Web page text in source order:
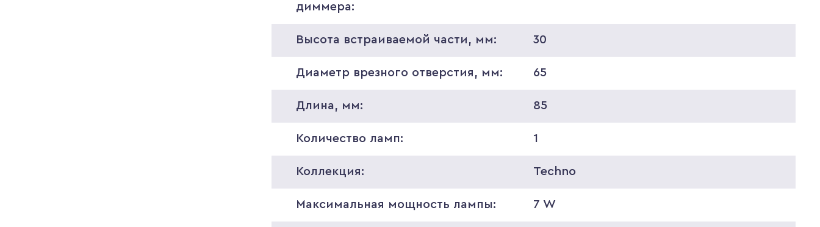
диммера:
Высота встраиваемой части, мм: 30
Диаметр врезного отверстия, мм: 65
Длина, мм: 85
Количество ламп: 1
Коллекция: Techno
Максимальная мощность лампы: 7 W